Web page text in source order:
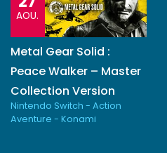
AOU.
Metal Gear Solid :
Peace Walker – Master
Collection Version
Nintendo Switch - Action
Aventure - Konami